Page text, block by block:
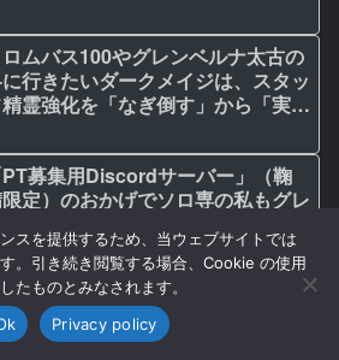
ムバス100やグレンベルナ太古の
行きたいダークメイジは、スタッ
霊強化を「なぎ倒す」から「実体
PT募集用Discordサーバー」（鞠
定）のおかげでソロ専の私もグレ
斧に採集確率細工レベル20をつ
ら薪割り失敗しなくなった！【動
】
SNSシェア
スを提供するため、当ウェブサイトでは
。引き続き閲覧する場合、Cookie の使用
たものとみなされます。
Privacy policy